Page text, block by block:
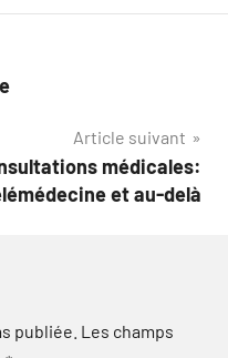
Article suivant
médicales:
et au-delà
publiée. Les champs